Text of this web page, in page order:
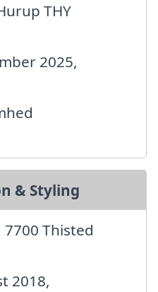
THY
2025,
& Styling
7700 Thisted
2018,